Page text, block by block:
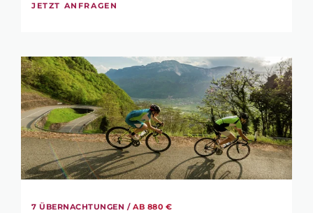
JETZT ANFRAGEN
7 ÜBERNACHTUNGEN / AB 880 €